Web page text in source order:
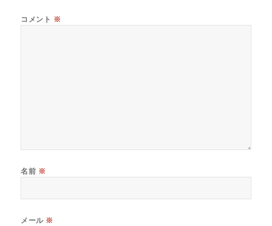
コメント ※
名前 ※
メール ※